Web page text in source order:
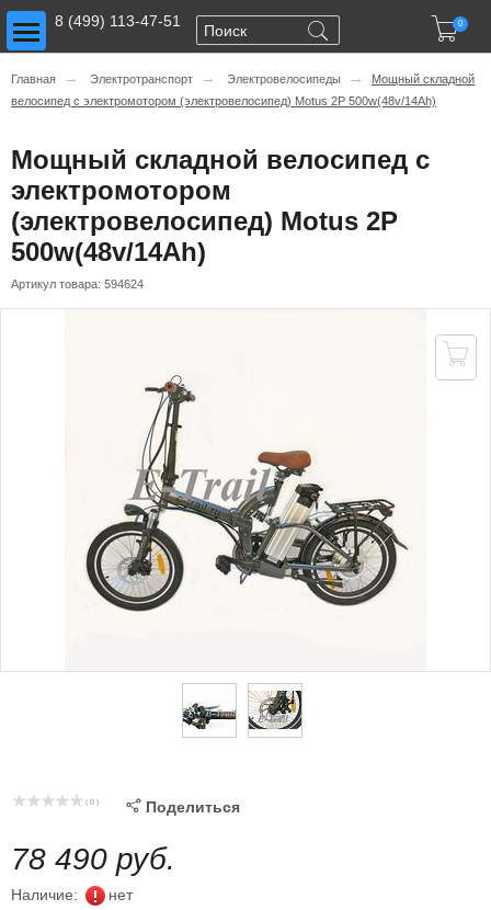
0
8 (499) 113-47-51
Toggle main menu visibility
Главная → Электротранспорт → Электровелосипеды →
Мощный складной
велосипед с электромотором (электровелосипед) Motus 2P 500w(48v/14Ah)
Мощный складной велосипед с
электромотором
(электровелосипед) Motus 2P
500w(48v/14Ah)
Артикул товара: 594624

( 0 )  Поделиться
78 490 руб.
Наличие: нет